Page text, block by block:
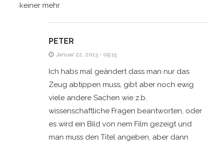
keiner mehr
PETER
Januar 22, 2013 - 09:15
Ich habs mal geändert dass man nur das
Zeug abtippen muss, gibt aber noch ewig
viele andere Sachen wie z.b.
wissenschaftliche Fragen beantworten, oder
es wird ein Bild von nem Film gezeigt und
man muss den Titel angeben, aber dann